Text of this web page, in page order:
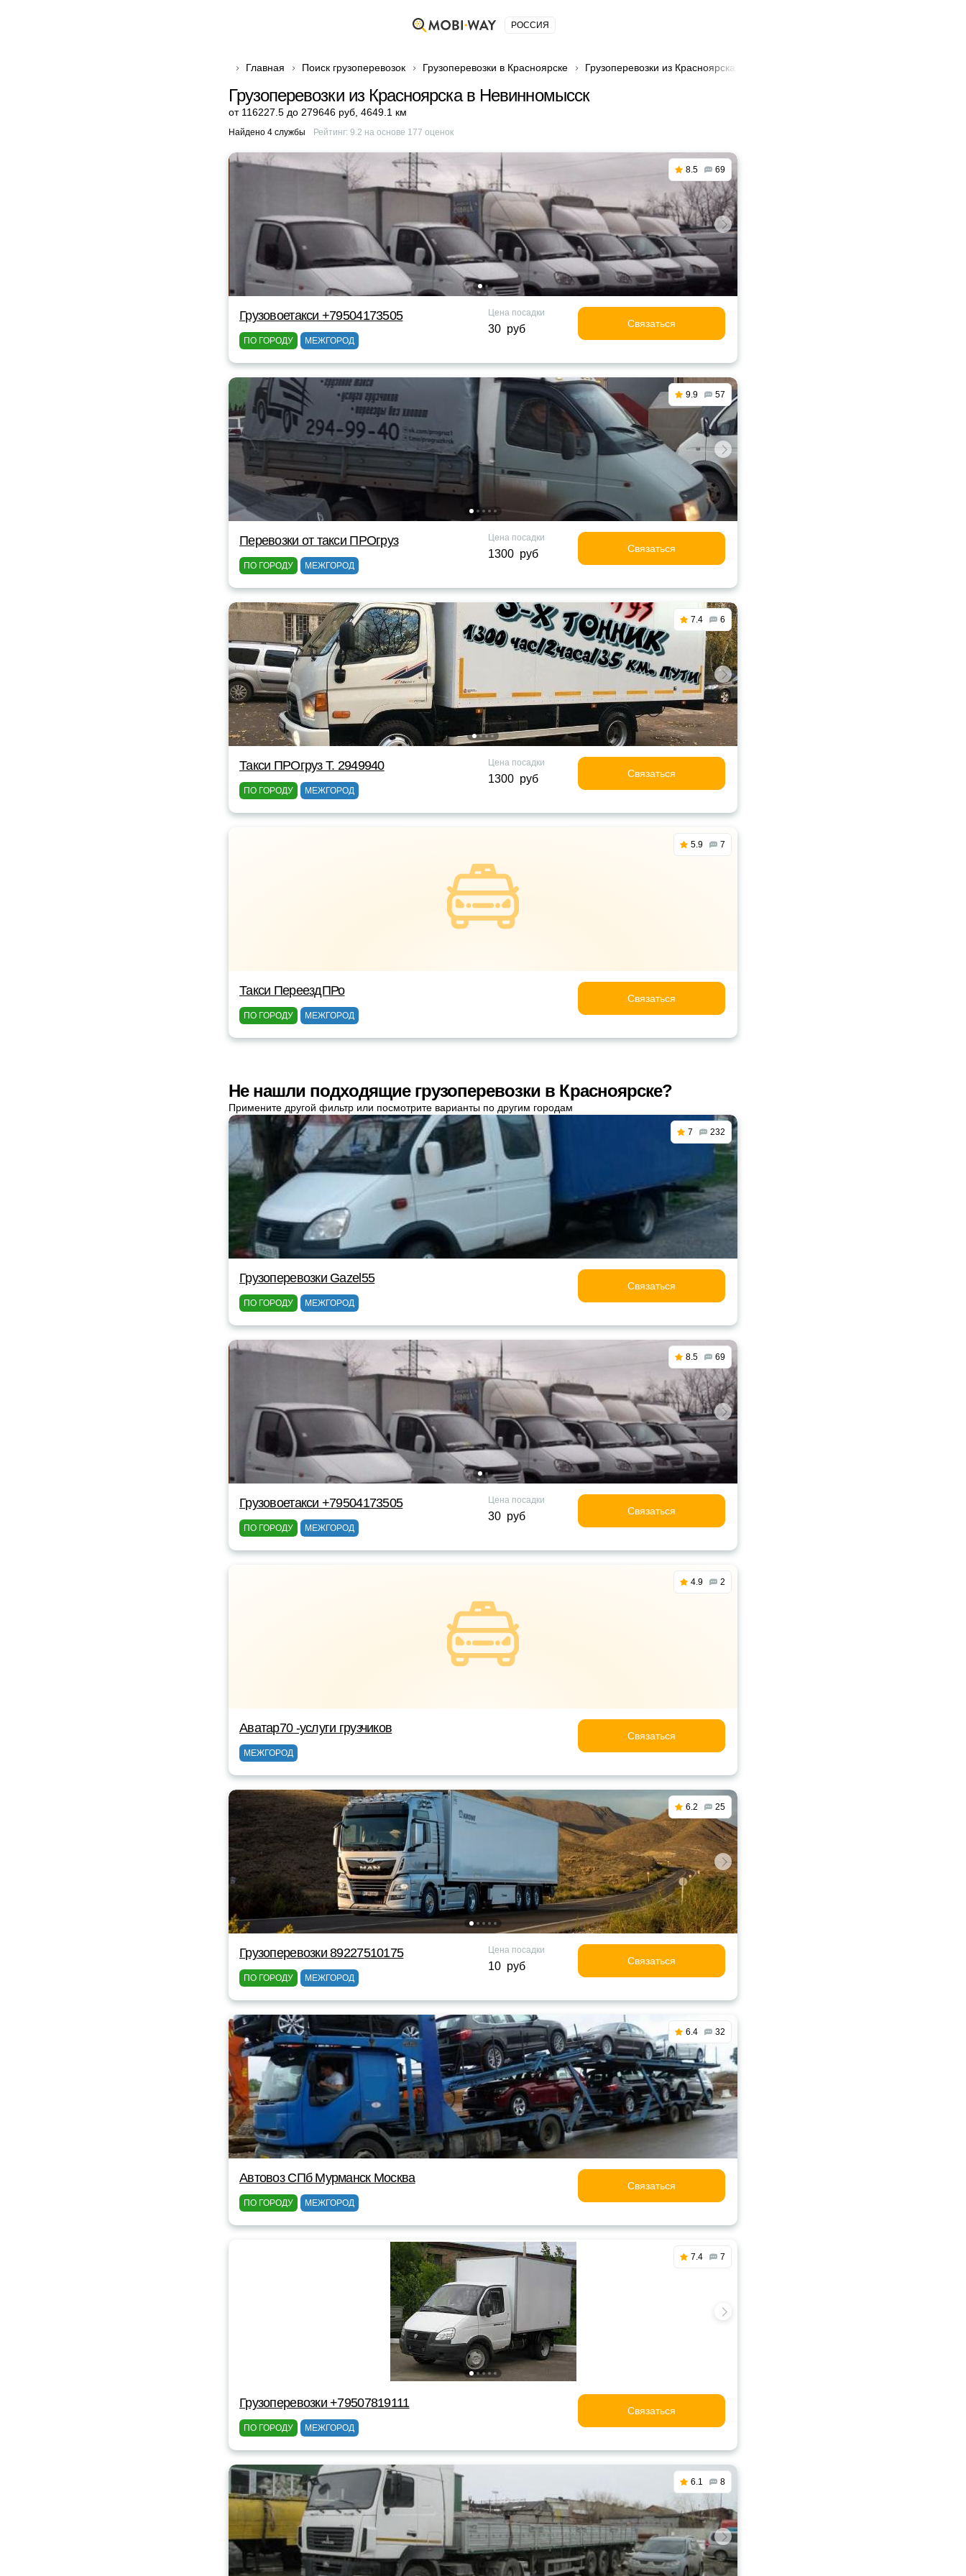
РОССИЯ
Главная Поиск грузоперевозок Грузоперевозки в Красноярске Грузоперевозки из Красноярска в Невинномысск
Грузоперевозки из Красноярска в Невинномысск
от 116227.5 до 279646 руб 4649.1 км
Найдено 4 службы Рейтинг: 9.2 на основе 177 оценок
8.5 69
Грузовоетакси +79504173505
ПО ГОРОДУ МЕЖГОРОД
Цена посадки
30 руб Связаться
9.9 57
Перевозки от такси ПРОгруз
ПО ГОРОДУ МЕЖГОРОД
Цена посадки
1300 руб Связаться
7.4 6
Такси ПРОгруз Т. 2949940
ПО ГОРОДУ МЕЖГОРОД
Цена посадки
1300 руб Связаться
5.9 7
Такси ПереездПРо
ПО ГОРОДУ МЕЖГОРОД
Связаться
Не нашли подходящие грузоперевозки в Красноярске?
Примените другой фильтр или посмотрите варианты по другим городам
7 232
Грузоперевозки Gazel55
ПО ГОРОДУ МЕЖГОРОД
Связаться
8.5 69
Грузовоетакси +79504173505
ПО ГОРОДУ МЕЖГОРОД
Цена посадки
30 руб Связаться
4.9 2
Аватар70 -услуги грузчиков
МЕЖГОРОД
Связаться
6.2 25
Грузоперевозки 89227510175
ПО ГОРОДУ МЕЖГОРОД
Цена посадки
10 руб Связаться
6.4 32
Автовоз СПб Мурманск Москва
ПО ГОРОДУ МЕЖГОРОД
Связаться
7.4 7
Грузоперевозки +79507819111
ПО ГОРОДУ МЕЖГОРОД
Связаться
6.1 8